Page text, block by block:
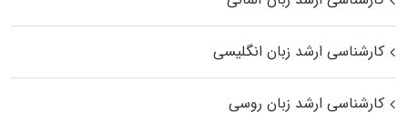
کارشناسی ارشد زبان انگلیسی
کارشناسی ارشد زبان روسی